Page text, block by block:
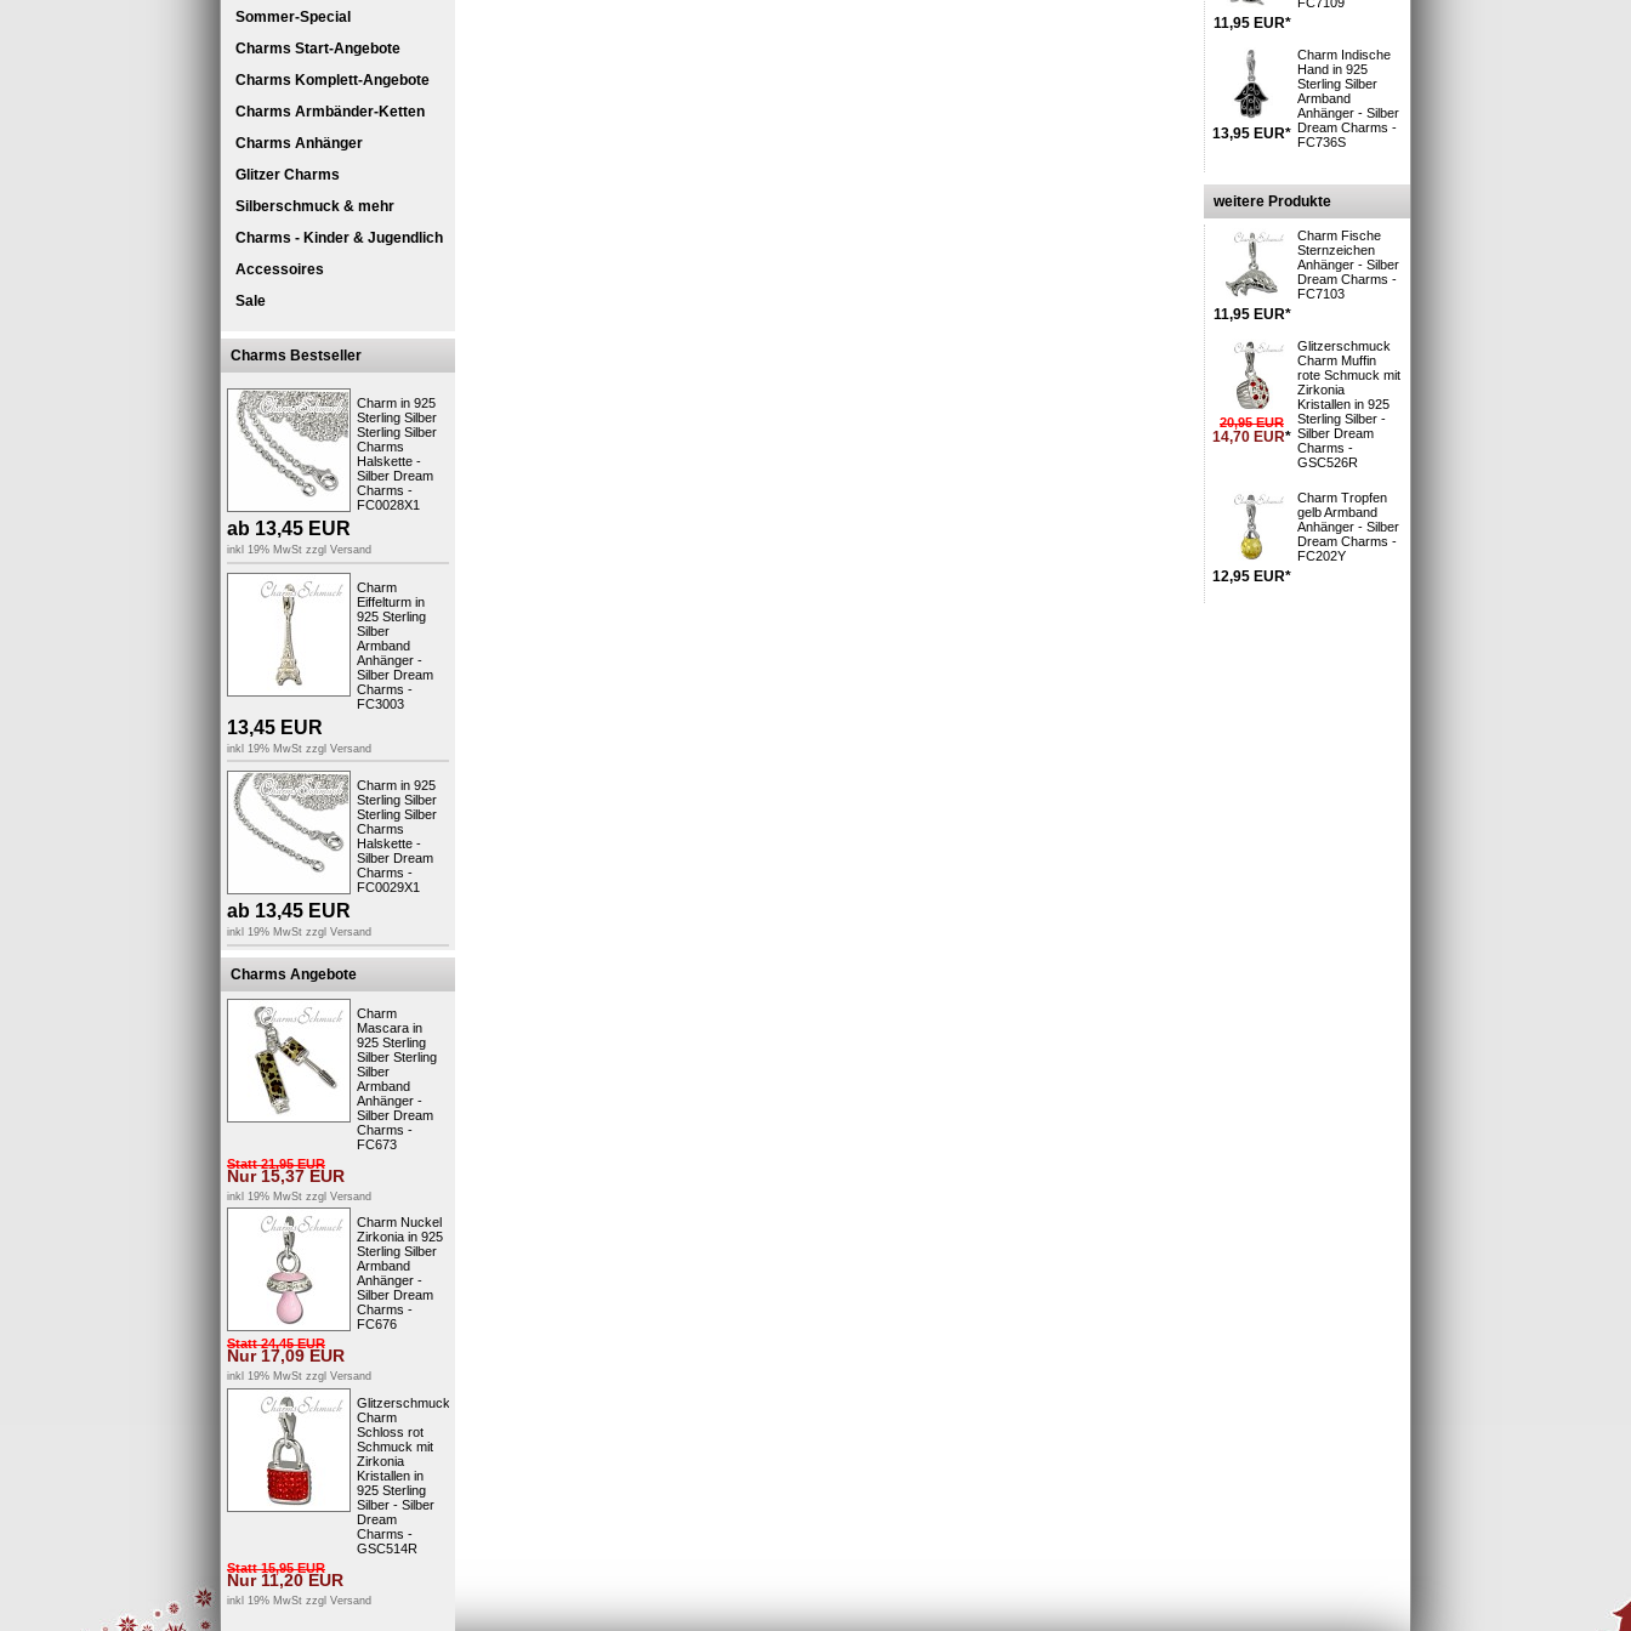
Sommer-Special
Charms Start-Angebote
Charms Komplett-Angebote
Charms Armbänder-Ketten
Charms Anhänger
Glitzer Charms
Silberschmuck & mehr
Charms - Kinder & Jugendlich
Accessoires
Sale
Charms Bestseller
Charm in 925
Sterling Silber
Sterling Silber
Charms
Halskette -
Silber Dream
Charms -
FC0028X1
ab 13,45 EUR
inkl 19% MwSt zzgl Versand
Charm
Eiffelturm in
925 Sterling
Silber
Armband
Anhänger -
Silber Dream
Charms -
FC3003
13,45 EUR
inkl 19% MwSt zzgl Versand
Charm in 925
Sterling Silber
Sterling Silber
Charms
Halskette -
Silber Dream
Charms -
FC0029X1
ab 13,45 EUR
inkl 19% MwSt zzgl Versand
Charms Angebote
Charm
Mascara in
925 Sterling
Silber Sterling
Silber
Armband
Anhänger -
Silber Dream
Charms -
FC673
Statt21,95EUR
Nur15,37EUR
inkl 19% MwSt zzgl Versand
Charm Nuckel
Zirkonia in 925
Sterling Silber
Armband
Anhänger -
Silber Dream
Charms -
FC676
Statt24,45EUR
Nur 17,09 EUR
inkl 19% MwSt zzgl Versand
Glitzerschmuck
Charm
Schloss rot
Schmuck mit
Zirkonia
Kristallen in
925 Sterling
Silber - Silber
Dream
Charms -
GSC514R
Statt15,95EUR
Nur11,20EUR
inkl 19% MwSt zzgl Versand
11,95 EUR*
13,95 EUR*
Charm Indische
Hand in 925
Sterling Silber
Armband
Anhänger - Silber
Dream Charms -
FC736S
weitere Produkte
11,95 EUR*
Charm Fische
Sternzeichen
Anhänger - Silber
Dream Charms -
FC7103
20,95EUR
14,70 EUR*
Glitzerschmuck
Charm Muffin
rote Schmuck mit
Zirkonia
Kristallen in 925
Sterling Silber -
Silber Dream
Charms -
GSC526R
12,95 EUR*
Charm Tropfen
gelb Armband
Anhänger - Silber
Dream Charms -
FC202Y